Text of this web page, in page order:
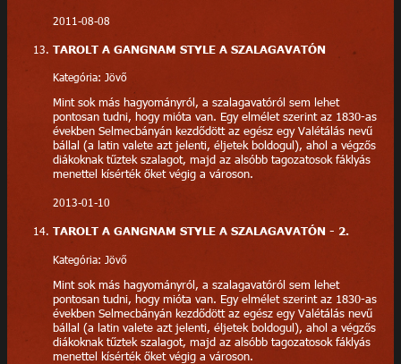
2011-08-08
TAROLT A GANGNAM STYLE A SZALAGAVATÓN
Kategória: Jövő
Mint sok más hagyományról, a szalagavatóról sem lehet
pontosan tudni, hogy mióta van. Egy elmélet szerint az 1830-as
években Selmecbányán kezdődött az egész egy Valétálás nevű
bállal (a latin valete azt jelenti, éljetek boldogul), ahol a végzős
diákoknak tűztek szalagot, majd az alsóbb tagozatosok fáklyás
menettel kísérték őket végig a városon.
2013-01-10
TAROLT A GANGNAM STYLE A SZALAGAVATÓN - 2.
Kategória: Jövő
Mint sok más hagyományról, a szalagavatóról sem lehet
pontosan tudni, hogy mióta van. Egy elmélet szerint az 1830-as
években Selmecbányán kezdődött az egész egy Valétálás nevű
bállal (a latin valete azt jelenti, éljetek boldogul), ahol a végzős
diákoknak tűztek szalagot, majd az alsóbb tagozatosok fáklyás
menettel kísérték őket végig a városon.